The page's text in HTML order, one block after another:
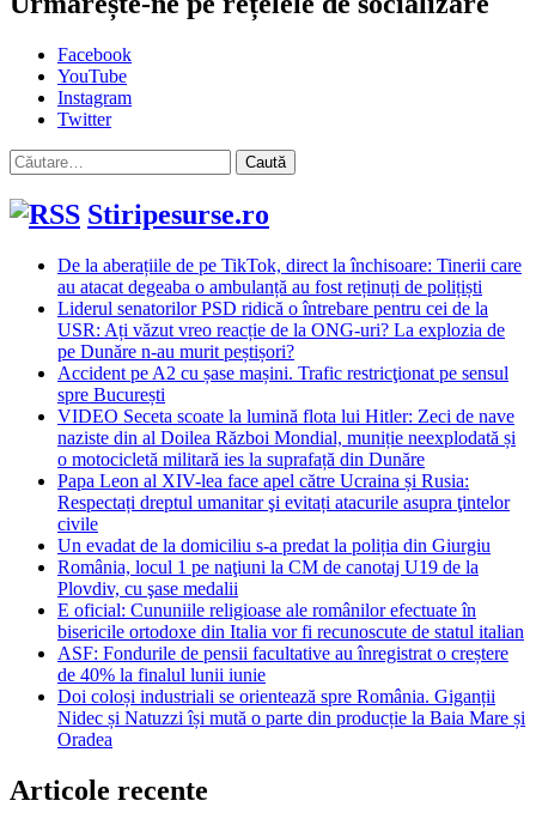
Facebook
YouTube
Instagram
Twitter
Caută
după:
Stiripesurse.ro
De la aberațiile de pe TikTok, direct la închisoare: Tinerii care
au atacat degeaba o ambulanță au fost reținuți de polițiști
Liderul senatorilor PSD ridică o întrebare pentru cei de la
USR: Ați văzut vreo reacție de la ONG-uri? La explozia de
pe Dunăre n-au murit peștișori?
Accident pe A2 cu șase mașini. Trafic restricţionat pe sensul
spre București
VIDEO Seceta scoate la lumină flota lui Hitler: Zeci de nave
naziste din al Doilea Război Mondial, muniție neexplodată și
o motocicletă militară ies la suprafață din Dunăre
Papa Leon al XIV-lea face apel către Ucraina și Rusia:
Respectați dreptul umanitar şi evitați atacurile asupra ţintelor
civile
Un evadat de la domiciliu s-a predat la poliția din Giurgiu
România, locul 1 pe naţiuni la CM de canotaj U19 de la
Plovdiv, cu şase medalii
E oficial: Cununiile religioase ale românilor efectuate în
bisericile ortodoxe din Italia vor fi recunoscute de statul italian
ASF: Fondurile de pensii facultative au înregistrat o creștere
de 40% la finalul lunii iunie
Doi coloși industriali se orientează spre România. Giganții
Nidec și Natuzzi își mută o parte din producție la Baia Mare și
Oradea
Articole recente